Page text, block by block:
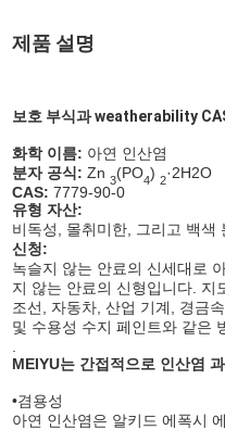
제품 설명
보호 부식과 weatherability
화학 이름: 아연 인산염
분자 공식: Zn 3(PO4) 2·2H2O
CAS: 7779-90-0
유형 자산:
비독성, 몰취미한, 그리고 백색
신청:
녹슬지 않는 안료의 신세대로
지 않는 안료의 신형입니다. 지
조선, 자동차, 산업 기계, 경금
및 수용성 수지 페인트와 같은
MEIYU는 간접적으로 인산염
•겸용성
아연 인산염은 알키드 에폭시